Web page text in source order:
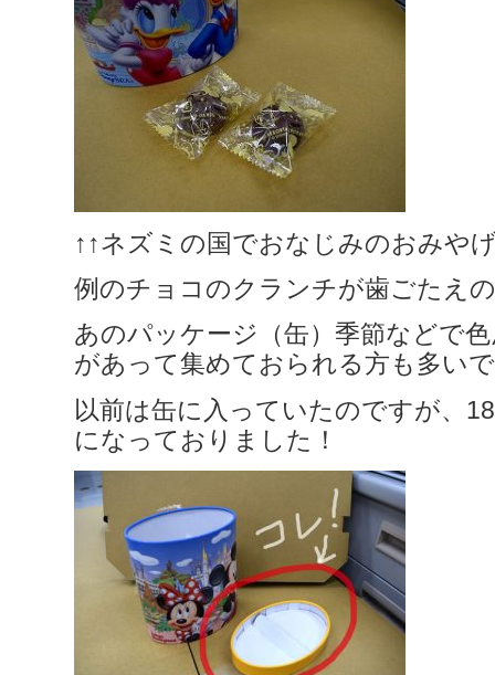
↑↑ネズミの国でおなじみのおみや
例のチョコのクランチが歯ごたえ
あのパッケージ（缶）季節などで
があって集めておられる方も多い
以前は缶に入っていたのですが、
になっておりました！